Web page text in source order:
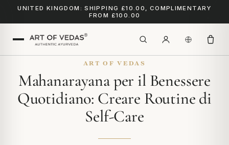
UNITED KINGDOM: SHIPPING £10.00, COMPLIMENTARY
FROM £100.00
ART OF VEDAS
Mahanarayana per il Benessere
Quotidiano: Creare Routine di
Self-Care